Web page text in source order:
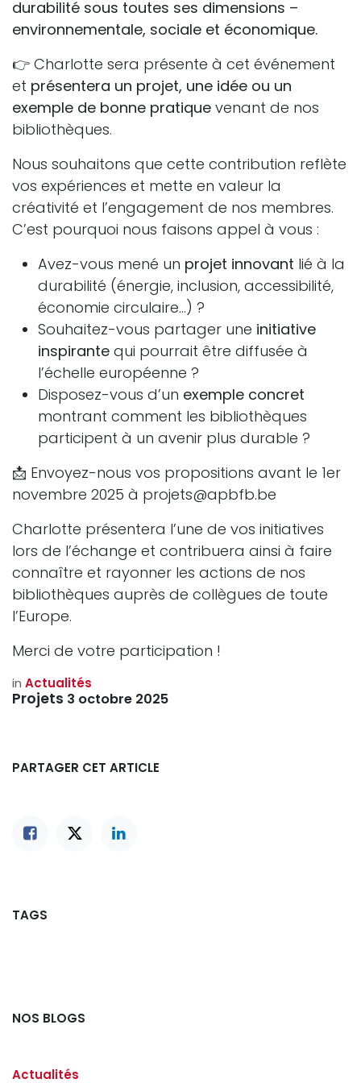
durabilité sous toutes ses dimensions –
environnementale, sociale et économique.
👉 Charlotte sera présente à cet événement
et présentera un projet, une idée ou un
exemple de bonne pratique venant de nos
bibliothèques.
Nous souhaitons que cette contribution reflète
vos expériences et mette en valeur la
créativité et l’engagement de nos membres.
C’est pourquoi nous faisons appel à vous :
Avez-vous mené un projet innovant lié à la
durabilité (énergie, inclusion, accessibilité,
économie circulaire…) ?
Souhaitez-vous partager une initiative
inspirante qui pourrait être diffusée à
l’échelle européenne ?
Disposez-vous d’un exemple concret
montrant comment les bibliothèques
participent à un avenir plus durable ?
📩 Envoyez-nous vos propositions avant le 1er
novembre 2025 à projets@apbfb.be
Charlotte présentera l’une de vos initiatives
lors de l’échange et contribuera ainsi à faire
connaître et rayonner les actions de nos
bibliothèques auprès de collègues de toute
l’Europe.
Merci de votre participation !
in Actualités
Projets 3 octobre 2025
PARTAGER CET ARTICLE
TAGS
NOS BLOGS
Actualités